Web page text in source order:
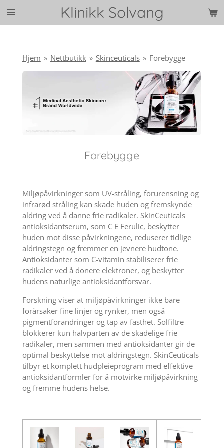
Gå
Klinikk Solvang
Hjem » Nettbutikk » Skinceuticals » Forebygge
Forebygge
Miljøpåvirkninger som UV-stråling, forurensning og
infrarød stråling kan skade huden og fremskynde
aldring ved å danne frie radikaler. SkinCeuticals
antioksidantserum, som C E Ferulic, beskytter
huden mot disse påvirkningene, reduserer tidlige
aldringstegn og fremmer en jevnere hudtone.
Antioksidanter som C-vitamin stabiliserer frie
radikaler ved å donere elektroner, og beskytter
hudens naturlige antioksidantforsvar.
Forskning viser at miljøpåvirkninger ikke bare
forårsaker fine linjer og rynker, men også
pigmentforandringer og tap av fasthet. Solfiltre
blokkerer kun halvparten av de skadelige frie
radikaler, men sammen med antioksidanter gir de
optimal beskyttelse mot aldringstegn. SkinCeuticals
tilbyr et komplett hudpleieprogram med effektive
antioksidantformler for å motvirke miljøpåvirkning
og fremme hudens helse.